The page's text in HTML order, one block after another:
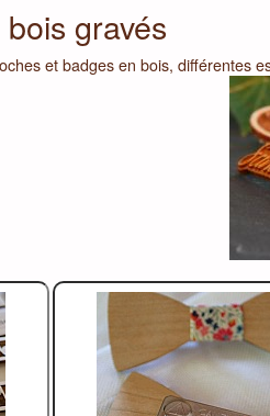
gravés
et badges en bois, différentes